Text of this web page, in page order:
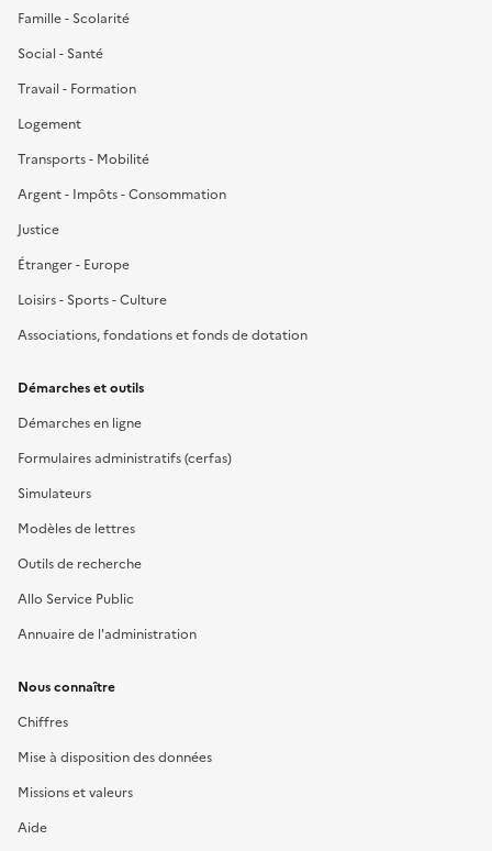
Famille - Scolarité
Social - Santé
Travail - Formation
Logement
Transports - Mobilité
Argent - Impôts - Consommation
Justice
Étranger - Europe
Loisirs - Sports - Culture
Associations, fondations et fonds de dotation
Démarches et outils
Démarches en ligne
Formulaires administratifs (cerfas)
Simulateurs
Modèles de lettres
Outils de recherche
Allo Service Public
Annuaire de l'administration
Nous connaître
Chiffres
Mise à disposition des données
Missions et valeurs
Aide